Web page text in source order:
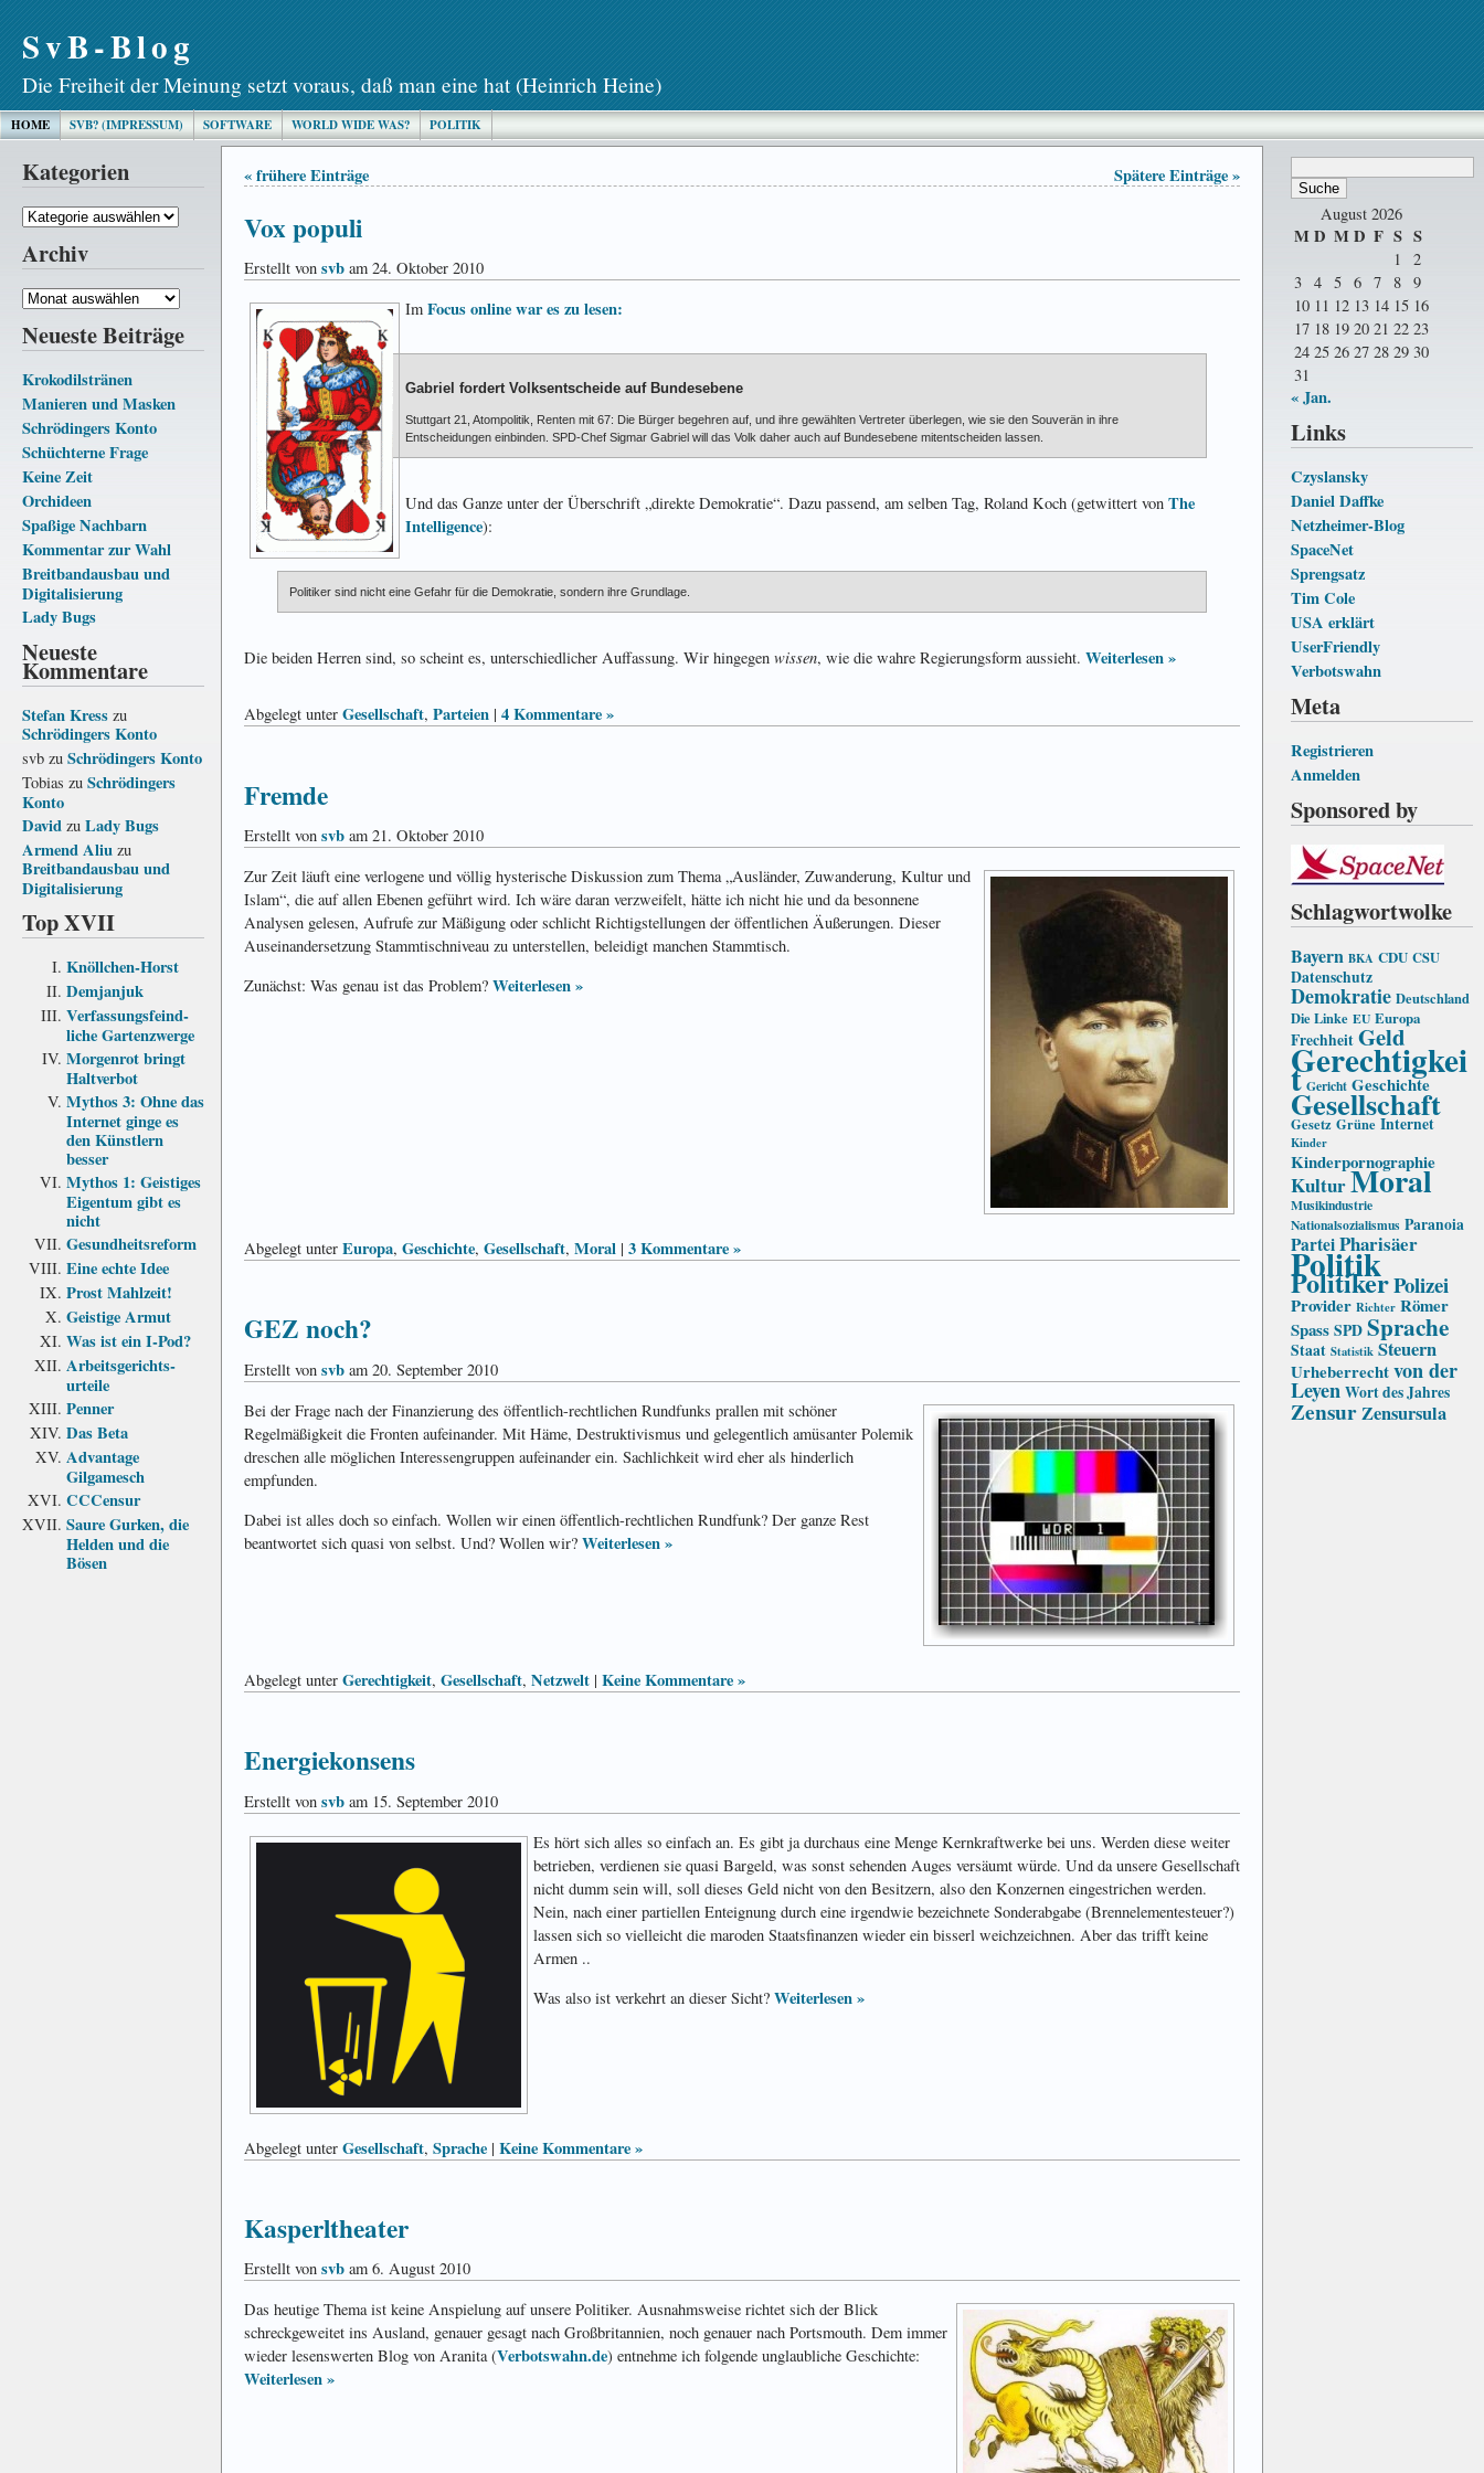
SvB-Blog
Die Freiheit der Meinung setzt voraus, daß man eine hat (Heinrich Heine)
HOME SVB? (IMPRESSUM) SOFTWARE WORLD WIDE WAS? POLITIK
Kategorien
Kategorien
Archiv
Archiv
Neueste Beiträge
Krokodilstränen
Manieren und Masken
Schrödingers Konto
Schüchterne Frage
Keine Zeit
Orchideen
Spaßige Nachbarn
Kommentar zur Wahl
Breitbandausbau und
Digitalisierung
Lady Bugs
Neueste
Kommentare
Stefan Kress zu
Schrödingers Konto
svb zu Schrödingers Konto
Tobias zu Schrödingers
Konto
David zu Lady Bugs
Armend Aliu zu
Breitbandausbau und
Digitalisierung
Top XVII
Knöllchen-Horst
Demjanjuk
Verfassungs­feind­
liche Garten­zwerge
Morgenrot bringt
Haltverbot
Mythos 3: Ohne das
Internet ginge es
den Künstlern
besser
Mythos 1: Geistiges
Eigentum gibt es
nicht
Gesundheits­reform
Eine echte Idee
Prost Mahlzeit!
Geistige Armut
Was ist ein I-Pod?
Arbeits­gerichts­
urteile
Penner
Das Beta
Advantage
Gilgamesch
CCCensur
Saure Gurken, die
Helden und die
Bösen
August 2026
MD MD F S S
1
2
3 4 5 6 7 8 9
10 11 12 13 14 15 16
17 18 19 20 21 22 23
24 25 26 27 28 29 30
31
« Jan.
Links
Czyslansky
Daniel Daffke
Netzheimer-Blog
SpaceNet
Sprengsatz
Tim Cole
USA erklärt
UserFriendly
Verbotswahn
Meta
Registrieren
Anmelden
Sponsored by
Schlagwortwolke
Bayern BKA CDU CSU
Datenschutz
Demokratie Deutschland
Die Linke EU Europa
Frechheit Geld
Gerechtigkei
t Gericht Geschichte
Gesellschaft
Gesetz Grüne Internet
Kinder
Kinderpornographie
KulturMoral
Musikindustrie
Nationalsozialismus Paranoia
ParteiPharisäer
Politik
PolitikerPolizei
Provider Richter Römer
Spass SPD Sprache
Staat Statistik Steuern
Urheberrechtvon der
Leyen Wort des Jahres
ZensurZensursula
« frühere Einträge Spätere Einträge »
Vox populi
Erstellt von svb am 24. Oktober 2010
Im Focus online war es zu lesen:
Gabriel fordert Volksentscheide auf Bundesebene
Stuttgart 21, Atompolitik, Renten mit 67: Die Bürger begehren auf, und ihre gewählten Vertreter überlegen, wie sie den Souverän in ihre
Entscheidungen einbinden. SPD-Chef Sigmar Gabriel will das Volk daher auch auf Bundesebene mitentscheiden lassen.
Und das Ganze unter der Überschrift „direkte Demokratie“. Dazu passend, am selben Tag, Roland Koch (getwittert von The
Intelligence):
Politiker sind nicht eine Gefahr für die Demokratie, sondern ihre Grundlage.
Die beiden Herren sind, so scheint es, unterschiedlicher Auffassung. Wir hingegen wissen, wie die wahre Regierungsform aussieht. Weiterlesen »
Abgelegt unter Gesellschaft, Parteien | 4 Kommentare »
Fremde
Erstellt von svb am 21. Oktober 2010
Zur Zeit läuft eine verlogene und völlig hysterische Diskussion zum Thema „Ausländer, Zuwanderung, Kultur und
Islam“, die auf allen Ebenen geführt wird. Ich wäre daran verzweifelt, hätte ich nicht hie und da besonnene
Analysen gelesen, Aufrufe zur Mäßigung oder schlicht Richtigstellungen der öffentlichen Äußerungen. Dieser
Auseinandersetzung Stammtischniveau zu unterstellen, beleidigt manchen Stammtisch.
Zunächst: Was genau ist das Problem? Weiterlesen »
Abgelegt unter Europa, Geschichte, Gesellschaft, Moral | 3 Kommentare »
GEZ noch?
Erstellt von svb am 20. September 2010
Bei der Frage nach der Finanzierung des öffentlich-rechtlichen Rundfunks prallen mit schöner
Regelmäßigkeit die Fronten aufeinander. Mit Häme, Destruktivismus und gelegentlich amüsanter Polemik
dreschen alle möglichen Interessengruppen aufeinander ein. Sachlichkeit wird eher als hinderlich
empfunden.
Dabei ist alles doch so einfach. Wollen wir einen öffentlich-rechtlichen Rundfunk? Der ganze Rest
beantwortet sich quasi von selbst. Und? Wollen wir? Weiterlesen »
Abgelegt unter Gerechtigkeit, Gesellschaft, Netzwelt | Keine Kommentare »
Energiekonsens
Erstellt von svb am 15. September 2010
Es hört sich alles so einfach an. Es gibt ja durchaus eine Menge Kernkraftwerke bei uns. Werden diese weiter
betrieben, verdienen sie quasi Bargeld, was sonst sehenden Auges versäumt würde. Und da unsere Gesellschaft
nicht dumm sein will, soll dieses Geld nicht von den Besitzern, also den Konzernen eingestrichen werden.
Nein, nach einer partiellen Enteignung durch eine irgendwie bezeichnete Sonderabgabe (Brennelementesteuer?)
lassen sich so vielleicht die maroden Staatsfinanzen wieder ein bisserl weichzeichnen. Aber das trifft keine
Armen ..
Was also ist verkehrt an dieser Sicht? Weiterlesen »
Abgelegt unter Gesellschaft, Sprache | Keine Kommentare »
Kasperltheater
Erstellt von svb am 6. August 2010
Das heutige Thema ist keine Anspielung auf unsere Politiker. Ausnahmsweise richtet sich der Blick
schreckgeweitet ins Ausland, genauer gesagt nach Großbritannien, noch genauer nach Portsmouth. Dem immer
wieder lesenswerten Blog von Aranita (Verbotswahn.de) entnehme ich folgende unglaubliche Geschichte:
Weiterlesen »